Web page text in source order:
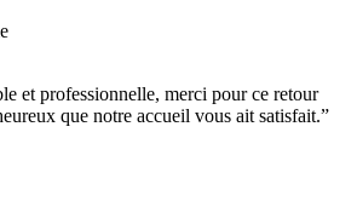
et professionnelle, merci pour ce retour
que notre accueil vous ait satisfait.”